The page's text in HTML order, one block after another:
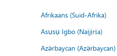
Afrikaans (Suid-Afrika)
Asụsụ Igbo (Naịjịrịa)
Azərbaycan (Azərbaycan)